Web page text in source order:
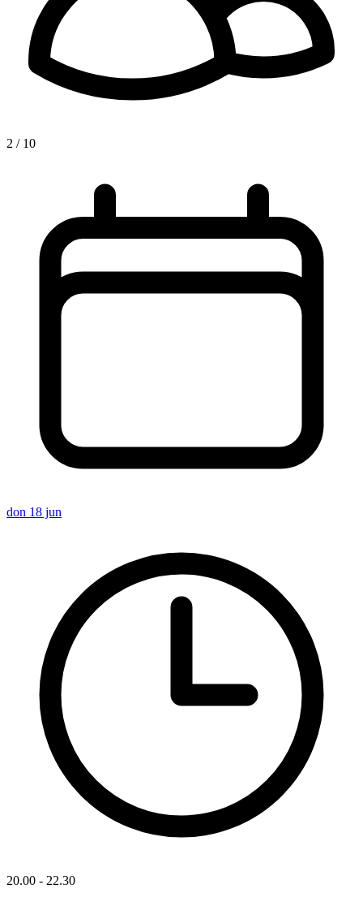
2 / 10
don 18 jun
20.00 - 22.30